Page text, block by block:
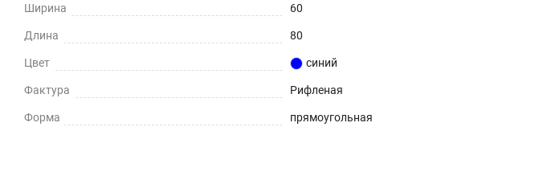
Ширина 60
Длина 80
Цвет синий
Фактура Рифленая
Форма прямоугольная